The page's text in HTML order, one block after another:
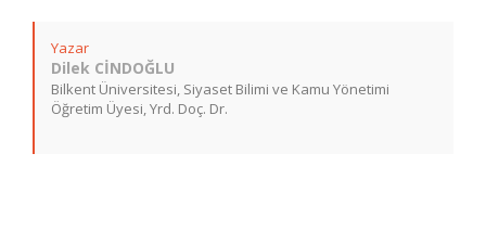
Yazar
Dilek CİNDOĞLU
Bilkent Üniversitesi, Siyaset Bilimi ve Kamu Yönetimi
Öğretim Üyesi, Yrd. Doç. Dr.